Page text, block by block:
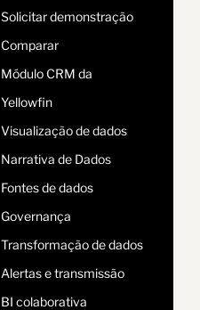
Solicitar demonstração
Comparar
Módulo CRM da
Yellowfin
Visualização de dados
Narrativa de Dados
Fontes de dados
Governança
Transformação de dados
Alertas e transmissão
BI colaborativa